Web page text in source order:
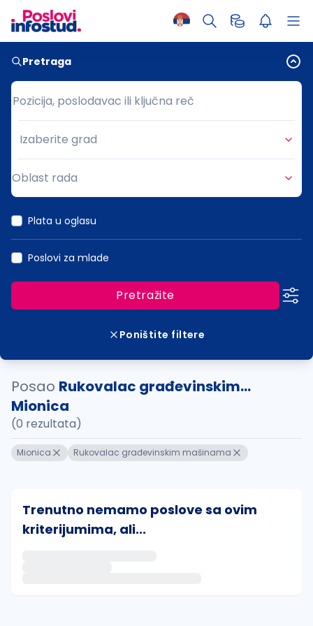
Pretraga
Pozicija, poslodavac ili ključna reč
Pozicija, poslodavac ili ključna reč
Grad
Izaberite grad
Oblast rada
Plata u oglasu
Poslovi za mlade
Pretražite
Poništite filtere
Posao Rukovalac građevinskim...
Mionica
(0 rezultata)
Mionica Rukovalac građevinskim mašinama
Trenutno nemamo poslove sa ovim
kriterijumima, ali...